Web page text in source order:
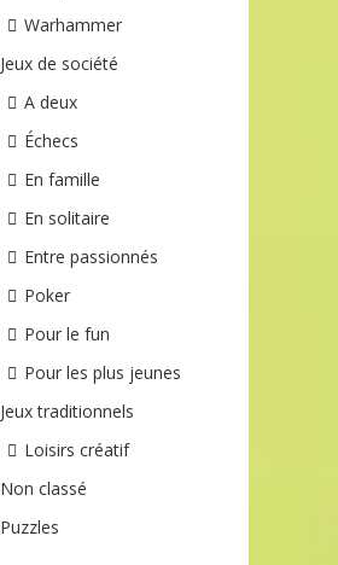
Warhammer
Jeux de société
A deux
Échecs
En famille
En solitaire
Entre passionnés
Poker
Pour le fun
Pour les plus jeunes
Jeux traditionnels
Loisirs créatif
Non classé
Puzzles